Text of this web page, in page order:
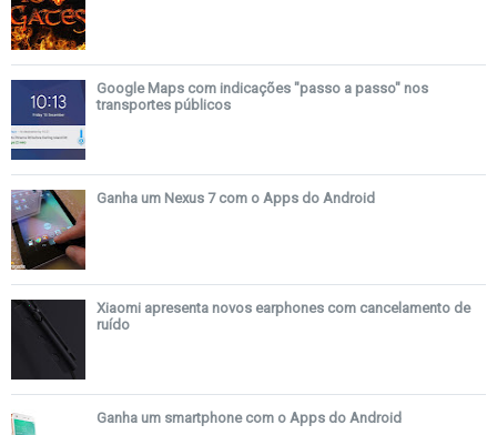
Google Maps com indicações "passo a passo" nos
transportes públicos
Ganha um Nexus 7 com o Apps do Android
Xiaomi apresenta novos earphones com cancelamento de
ruído
Ganha um smartphone com o Apps do Android